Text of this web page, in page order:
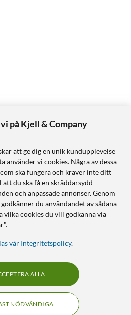
på Kjell & Company
att ge dig en unik kundupplevelse
använder vi cookies. Några av dessa
ska fungera och kräver inte ditt
du ska få en skräddarsydd
och anpassade annonser. Genom
du användandet av sådana
vilka cookies du vill godkänna via
läs vår Integritetspolicy.
NÖDVÄNDIGA
ALLA